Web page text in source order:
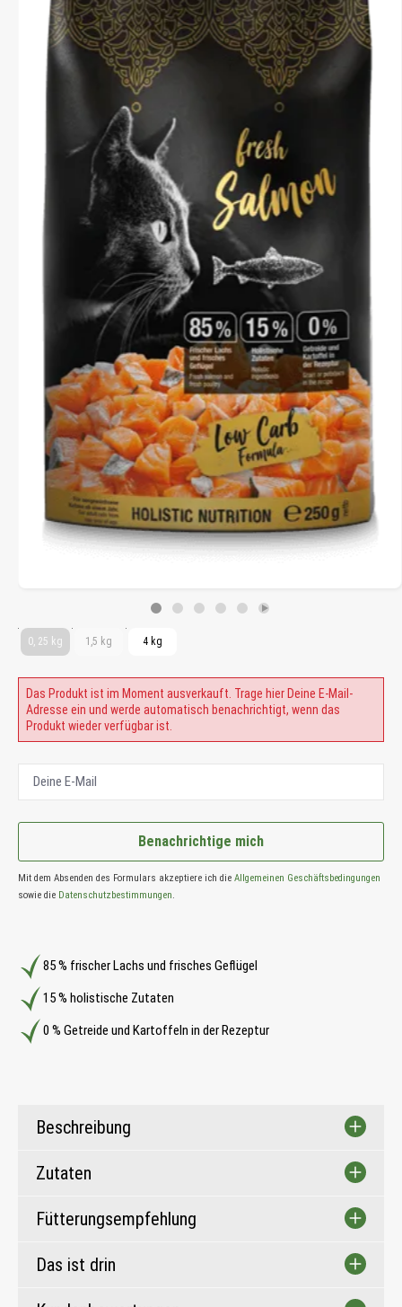
85 % frischer Lachs und frisches Geflügel
15 % holistische Zutaten
0 % Getreide und Kartoffeln in der Rezeptur
0, 25 kg 1,5 kg 4 kg
Das Produkt ist im Moment ausverkauft. Trage hier Deine E-Mail-
Adresse ein und werde automatisch benachrichtigt, wenn das
Produkt wieder verfügbar ist.
Benachrichtige mich
Mit dem Absenden des Formulars akzeptiere ich die Allgemeinen Geschäftsbedingungen
sowie die Datenschutzbestimmungen.
Beschreibung
Zutaten
Fütterungsempfehlung
Das ist drin